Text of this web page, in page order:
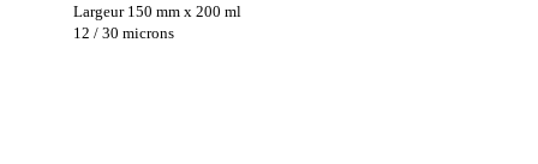
Largeur 150 mm x 200 ml
12 / 30 microns